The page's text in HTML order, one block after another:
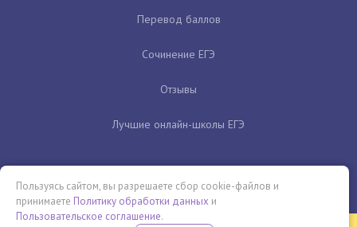
Перевод баллов
Сочинение ЕГЭ
Отзывы
Лучшие онлайн-школы ЕГЭ
Пользуясь сайтом, вы разрешаете сбор cookie-файлов и
принимаете Политику обработки данных и
Пользовательское соглашение.